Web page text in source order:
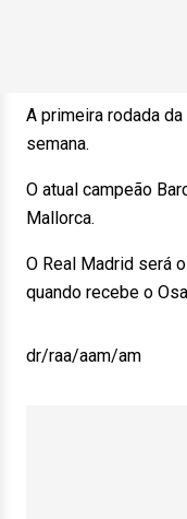
A primeira rodada
semana.
O atual campeão
Mallorca.
O Real Madrid será
quando recebe o
dr/raa/aam/am